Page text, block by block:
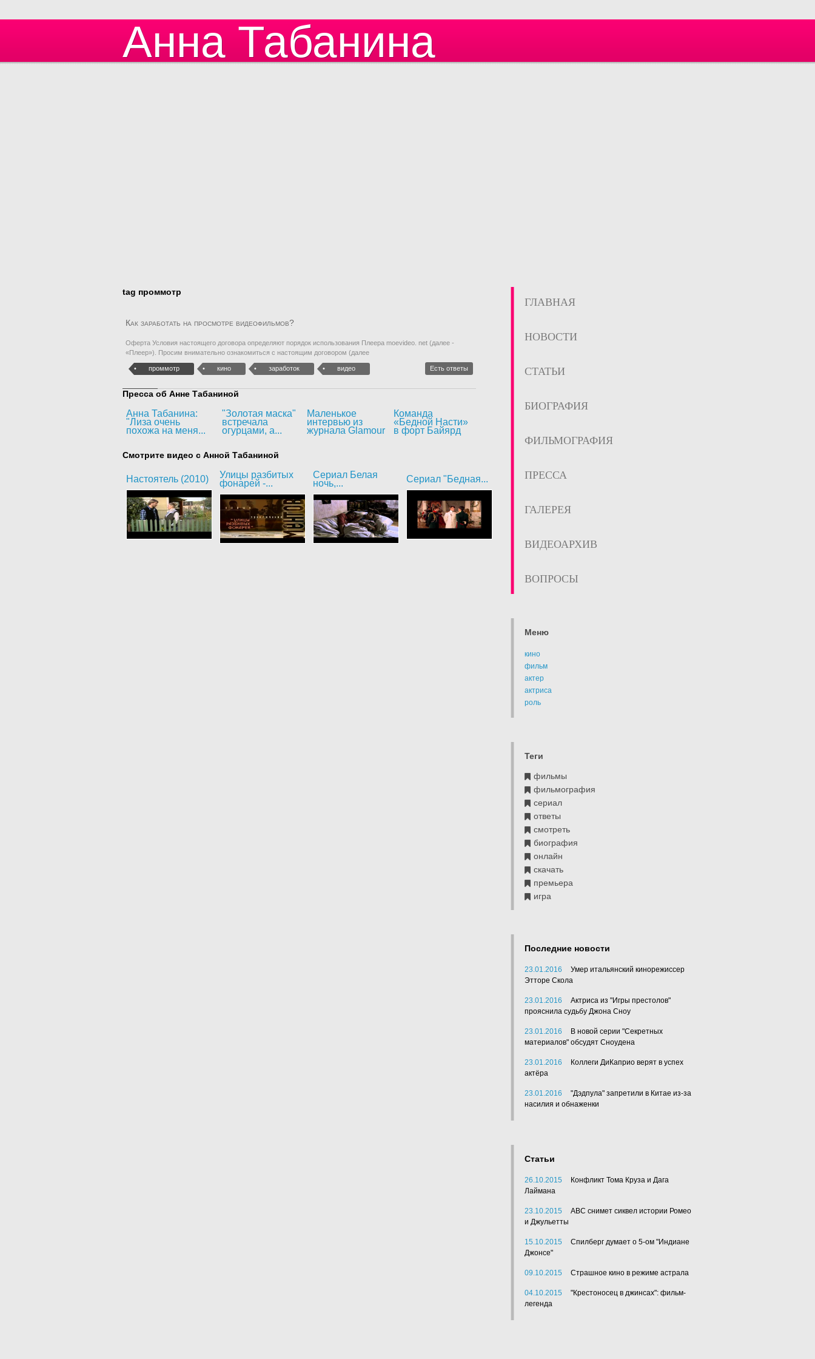
Анна Табанина
tag проммотр
Как заработать на просмотре видеофильмов?
Оферта Условия настоящего договора определяют порядок использования Плеера moevideo. net (далее -
«Плеер»). Просим внимательно ознакомиться с настоящим договором (далее
проммотр кино заработок видео Есть ответы
Пресса об Анне Табаниной
Анна Табанина:
"Лиза очень
похожа на меня...
"Золотая маска"
встречала
огурцами, а...
Маленькое
интервью из
журнала Glamour
Команда
«Бедной Насти»
в форт Байярд
Смотрите видео с Анной Табаниной
Настоятель (2010)
Улицы разбитых
фонарей -...
Сериал Белая
ночь,...
Сериал "Бедная...
ГЛАВНАЯ
НОВОСТИ
СТАТЬИ
БИОГРАФИЯ
ФИЛЬМОГРАФИЯ
ПРЕССА
ГАЛЕРЕЯ
ВИДЕОАРХИВ
ВОПРОСЫ
Меню
кино
фильм
актер
актриса
роль
Теги
фильмы
фильмография
сериал
ответы
смотреть
биография
онлайн
скачать
премьера
игра
Последние новости
23.01.2016
Умер итальянский кинорежиссер
Этторе Скола
23.01.2016
Актриса из "Игры престолов"
прояснила судьбу Джона Сноу
23.01.2016
В новой серии "Секретных
материалов" обсудят Сноудена
23.01.2016
Коллеги ДиКаприо верят в успех
актёра
23.01.2016
"Дэдпула" запретили в Китае из-за
насилия и обнаженки
Статьи
26.10.2015
Конфликт Тома Круза и Дага
Лаймана
23.10.2015
АВС снимет сиквел истории Ромео
и Джульетты
15.10.2015
Спилберг думает о 5-ом "Индиане
Джонсе"
09.10.2015 Страшное кино в режиме астрала
04.10.2015
"Крестоносец в джинсах": фильм-
легенда